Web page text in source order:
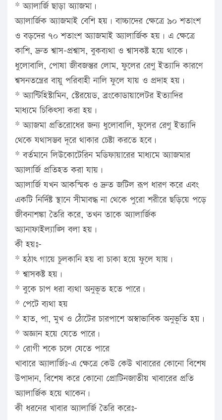
* অ্যালার্জি ছাড়া অ্যাজমা।
অ্যালার্জিক অ্যাজমাই বেশি হয়। বাচ্চাদের ক্ষেত্রে ৯০ শতাংশ
ও বড়দের ৭০ শতাংশ অ্যাজমাই অ্যালার্জিক হয়। এ ক্ষেত্রে
কাশি, দ্রুত শ্বাস-প্রশ্বাস, বুকব্যথা ও শ্বাসকষ্ট হয়ে থাকে।
ধুলোবালি, পোষা জীবজন্তুর লোম, ফুলের রেণু ইত্যাদি কারণে
শ্বসনতন্ত্রের বায়ু পরিবাহী নালি ফুলে যায় ও প্রদাহ হয়।
* অ্যান্টিহিস্টামিন, স্টেরয়েড, ব্রংকোডায়ালেটর ইত্যাদির
মাধ্যমে চিকিৎসা করা হয়।
* অ্যাজমা প্রতিরোধের জন্য ধুলোবালি, ফুলের রেণু ইত্যাদি
থেকে যথাসম্ভব দূরে থাকার চেষ্টা করতে হবে।
* বর্তমানে লিউকোটেরিন মডিফায়ারের মাধ্যমে অ্যাজমার
অ্যালার্জি প্রতিহত করা যায়।
অ্যালার্জি যখন আকস্মিক ও দ্রুত জটিল রূপ ধারণ করে এবং
একটি নির্দিষ্ট স্থানে সীমাবদ্ধ না থেকে পুরো শরীরে ছড়িয়ে পড়ে
জীবনাশঙ্কা তৈরি করে, তখন তাকে অ্যালার্জিক
অ্যানাফাইল্যাঙ্সি বলা হয়।
কী হয়ঃ-
* হঠাৎ গায়ে চুলকানি হয় বা চাকা হয়ে ফুলে যায়।
* শ্বাসকষ্ট হয়।
* বুকে চাপ ধরা ব্যথা অনুভূত হতে পারে।
* পেটে ব্যথা হয়
* হাত, পা, মুখ ও ঠোঁটের চারপাশে অস্বাভাবিক অনুভূতি হয়।
* অজ্ঞান হয়ে যেতে পারে।
* রোগী শকে চলে যেতে পারে
খাবারে অ্যালার্জিঃ-এ ক্ষেত্রে কেউ কেউ খাবারের কোনো বিশেষ
উপাদান, বিশেষ করে কোনো প্রোটিনজাতীয় খাবারের প্রতি
অ্যালার্জিক হয়ে থাকেন।
কী ধরনের খাবার অ্যালার্জি তৈরি করেঃ-